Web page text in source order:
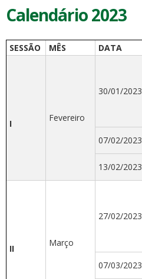
Calendário 2023
SESSÃO MÊS DATA
I
Fevereiro
30/01/2023
07/02/2023
13/02/2023
II
Março
27/02/2023
07/03/2023